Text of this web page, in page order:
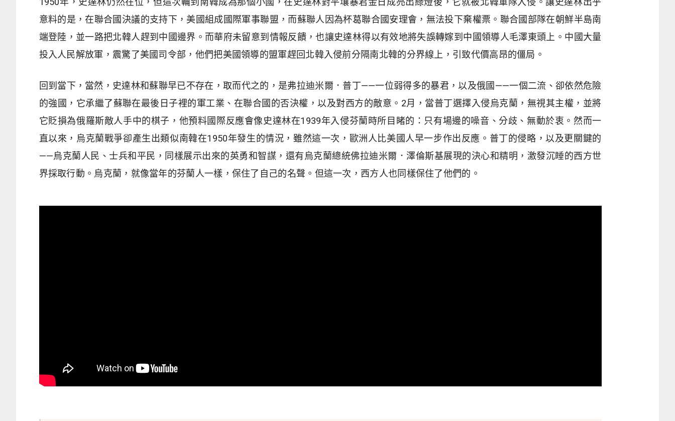
意料的是，在聯合國決議的支持下，美國組成國際軍事聯盟，而蘇聯人因為杯葛聯合國安理會，無法投下棄權票。聯合國部隊在朝鮮半島南
端登陸，並一路把北韓人趕到中國邊界。而華府未留意到情報反饋，也讓史達林得以有效地將失誤轉嫁到中國領導人毛澤東頭上。中國大量
投入人民解放軍，震驚了美國司令部，他們把美國領導的盟軍趕回北韓入侵前分隔南北韓的分界線上，引致代價高昂的僵局。
回到當下，當然，史達林和蘇聯早已不存在，取而代之的，是弗拉迪米爾．普丁——一位弱得多的暴君，以及俄國——一個二流、卻依然危險
的強國，它承繼了蘇聯在最後日子裡的軍工業、在聯合國的否決權，以及對西方的敵意。2月，當普丁選擇入侵烏克蘭，無視其主權，並將
它貶損為俄羅斯敵人手中的棋子，他預料國際反應會像史達林在1939年入侵芬蘭時所目睹的：只有場邊的噪音、分歧、無動於衷。然而一
直以來，烏克蘭戰爭卻產生出類似南韓在1950年發生的情況，雖然這一次，歐洲人比美國人早一步作出反應。普丁的侵略，以及更關鍵的
——烏克蘭人民、士兵和平民，同樣展示出來的英勇和智謀，還有烏克蘭總統佛拉迪米爾．澤倫斯基展現的決心和精明，激發沉睡的西方世
界採取行動。烏克蘭，就像當年的芬蘭人一樣，保住了自己的名聲。但這一次，西方人也同樣保住了他們的。